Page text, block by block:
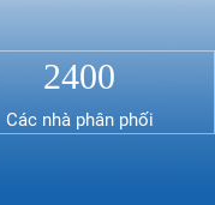
2400
Các nhà phân phối